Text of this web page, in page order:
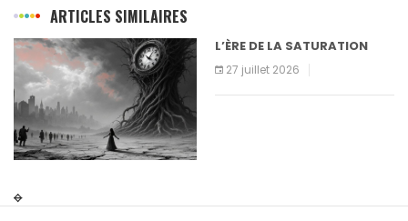
ARTICLES SIMILAIRES
L’ÈRE DE LA SATURATION
27 juillet 2026